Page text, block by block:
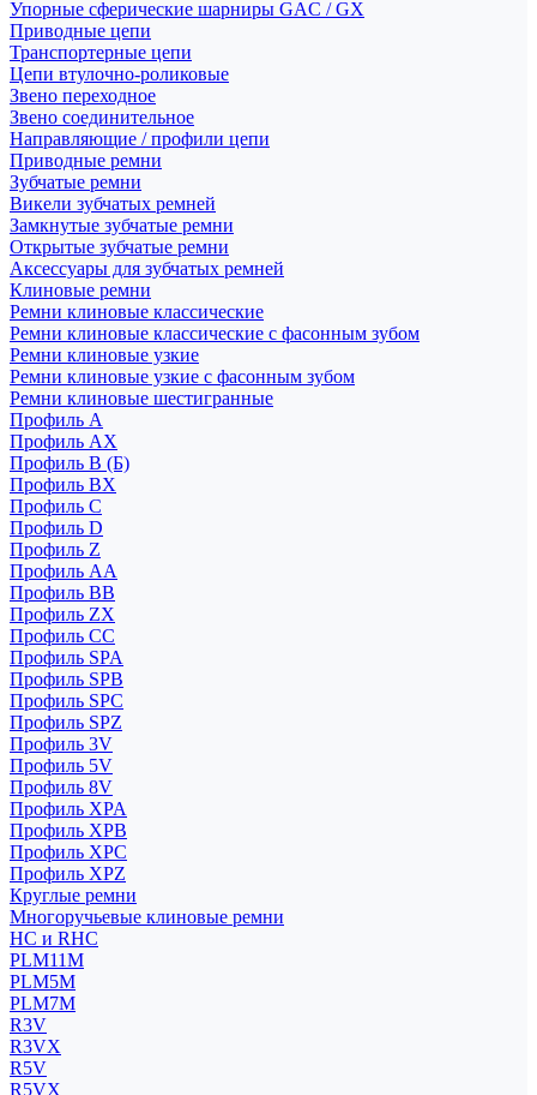
Упорные сферические шарниры GAC / GX
Приводные цепи
Транспортерные цепи
Цепи втулочно-роликовые
Звено переходное
Звено соединительное
Направляющие / профили цепи
Приводные ремни
Зубчатые ремни
Викели зубчатых ремней
Замкнутые зубчатые ремни
Открытые зубчатые ремни
Аксессуары для зубчатых ремней
Клиновые ремни
Ремни клиновые классические
Ремни клиновые классические с фасонным зубом
Ремни клиновые узкие
Ремни клиновые узкие с фасонным зубом
Ремни клиновые шестигранные
Профиль A
Профиль AX
Профиль B (Б)
Профиль BX
Профиль C
Профиль D
Профиль Z
Профиль АА
Профиль BB
Профиль ZX
Профиль CC
Профиль SPA
Профиль SPB
Профиль SPC
Профиль SPZ
Профиль 3V
Профиль 5V
Профиль 8V
Профиль XPA
Профиль XPB
Профиль XPC
Профиль XPZ
Круглые ремни
Многоручьевые клиновые ремни
HC и RHC
PLM11M
PLM5M
PLM7M
R3V
R3VX
R5V
R5VX